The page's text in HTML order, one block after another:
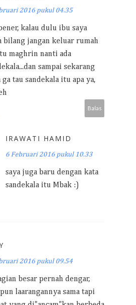
2016 pukul 04.35
kalau dulu ibu saya
bilang jangan keluar rumah
maghrin nanti ada
sampai sekarang
ga tau sandekala itu apa ya,
Balas
IRAWATI HAMID
6 Februari 2016 pukul 10.33
saya juga baru dengan kata
sandekala itu Mbak :)
2016 pukul 09.54
besar pernah dengar,
laarangannya sama tapi